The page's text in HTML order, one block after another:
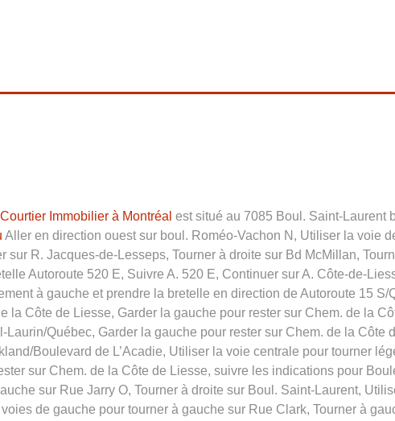
Immobilier à Montréal est situé au 7085 Boul. Saint-Laurent
Aller en direction ouest sur boul. Roméo-Vachon N, Utiliser la voie
sur R. Jacques-de-Lesseps, Tourner à droite sur Bd McMillan,
Autoroute 520 E, Suivre A. 520 E, Continuer sur A. Côte-de-
à gauche et prendre la bretelle en direction de Autoroute 15
la Côte de Liesse, Garder la gauche pour rester sur Chem. de la
Laurin/Québec, Garder la gauche pour rester sur Chem. de la
Boulevard de L’Acadie, Utiliser la voie centrale pour tourner
sur Chem. de la Côte de Liesse, suivre les indications pour
sur Rue Jarry O, Tourner à droite sur Boul. Saint-Laurent,
de gauche pour tourner à gauche sur Rue Clark, Tourner à